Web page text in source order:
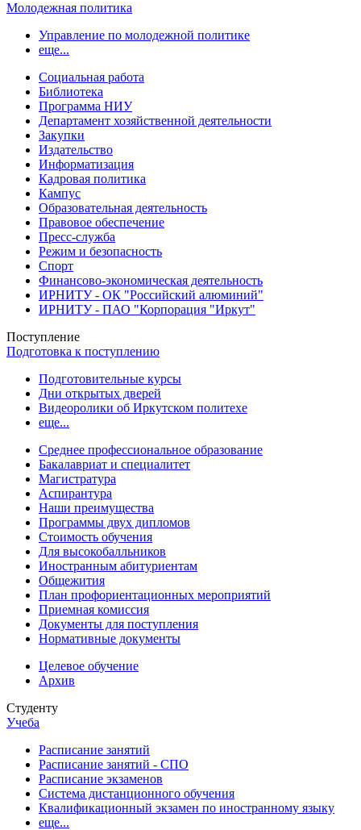
Молодежная политика
Управление по молодежной политике
еще...
Социальная работа
Библиотека
Программа НИУ
Департамент хозяйственной деятельности
Закупки
Издательство
Информатизация
Кадровая политика
Кампус
Образовательная деятельность
Правовое обеспечение
Пресс-служба
Режим и безопасность
Спорт
Финансово-экономическая деятельность
ИРНИТУ - ОК "Российский алюминий"
ИРНИТУ - ПАО "Корпорация "Иркут"
Поступление
Подготовка к поступлению
Подготовительные курсы
Дни открытых дверей
Видеоролики об Иркутском политехе
еще...
Cреднее профессиональное образование
Бакалавриат и специалитет
Магистратура
Аспирантура
Наши преимущества
Программы двух дипломов
Стоимость обучения
Для высокобалльников
Иностранным абитуриентам
Общежития
План профориентационных мероприятий
Приемная комиссия
Документы для поступления
Нормативные документы
Целевое обучение
Архив
Студенту
Учеба
Расписание занятий
Расписание занятий - СПО
Расписание экзаменов
Система дистанционного обучения
Квалификационный экзамен по иностранному языку
еще...